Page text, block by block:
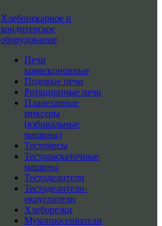
Хлебопекарное и
кондитерское
оборудование
Печи
конвекционные
Подовые печи
Ротационные печи
Планетарные
миксеры
(взбивальные
машины)
Тестомесы
Тестораскаточные
машины
Тестоделители
Тестоделители-
округлители
Хлеборезки
Мукопросеиватели